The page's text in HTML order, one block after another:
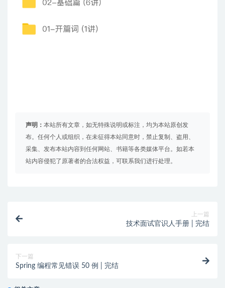
声明： 本站所有文章，如无特殊说明或标注，均为本站原创发
布。任何个人或组织，在未征得本站同意时，禁止复制、盗用、
采集、发布本站内容到任何网站、书籍等各类媒体平台。如若本
站内容侵犯了原著者的合法权益，可联系我们进行处理。
上一篇
技术面试官识人手册 | 完结
下一篇
Spring 编程常见错误 50 例 | 完结